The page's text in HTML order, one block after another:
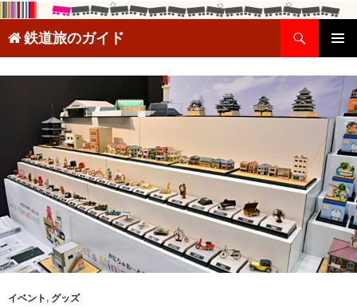
鉄道旅のガイド
索
ニュー
キ
ッ
プ
イベント , グッズ